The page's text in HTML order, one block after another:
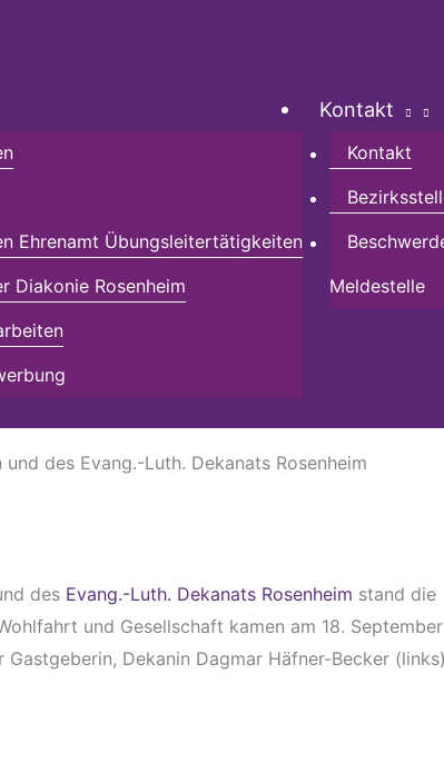
Ehrenamt Übungsleitertätigkeiten
Diakonie Rosenheim
Kontakt
Kontakt
Meldestelle
des Evang.-Luth. Dekanats Rosenheim
des Evang.-Luth. Dekanats Rosenheim stand die
und Gesellschaft kamen am 18.
Dekanin Dagmar Häfner-Becker